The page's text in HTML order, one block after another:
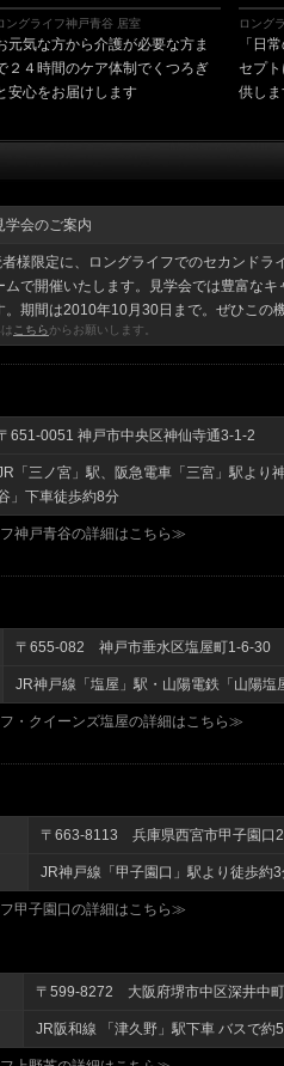
ングライフ神戸青谷 居室
元気な方から介護が必要な方ま
２４時間のケア体制でくつろぎ
安心をお届けします
ロング
「日
セプ
供し
学会のご案内
様限定に、ロングライフでのセカンドラ
で開催いたします。見学会では豊富な
。期間は2010年10月30日まで。ぜひこの
こちらからお願いします。
651-0051 神戸市中央区神仙寺通3-1-2
「三ノ宮」駅、阪急電車「三宮」駅より
」下車徒歩約8分
神戸青谷の詳細はこちら≫
〒655-082 神戸市垂水区塩屋町1-6-30
JR神戸線「塩屋」駅・山陽電鉄「山陽塩
・クイーンズ塩屋の詳細はこちら≫
〒663-8113 兵庫県西宮市甲子園口
JR神戸線「甲子園口」駅より徒歩約
甲子園口の詳細はこちら≫
〒599-8272 大阪府堺市中区深井中
JR阪和線 「津久野」駅下車 バスで約